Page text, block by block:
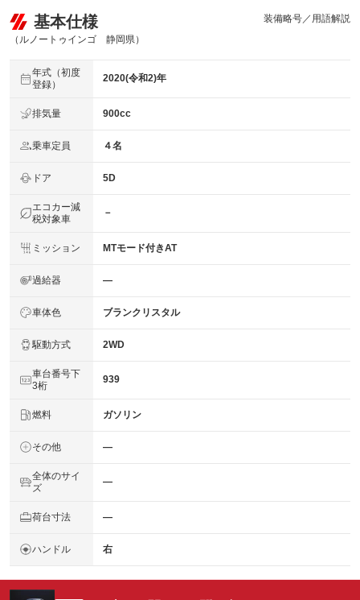
基本仕様
（ルノートゥインゴ 静岡県）
装備略号／用語解説
年式（初度
登録）
2020(令和2)年
排気量 900cc
乗車定員 ４名
ドア 5D
エコカー減
税対象車
－
ミッション MTモード付きAT
過給器 ―
車体色 ブランクリスタル
駆動方式 2WD
車台番号下
3桁
939
燃料 ガソリン
その他 ―
全体のサイ
ズ
―
荷台寸法 ―
ハンドル 右